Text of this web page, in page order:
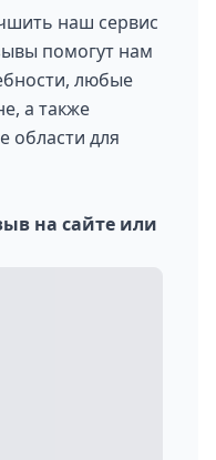
наш сервис
помогут нам
любые
а также
области для
на сайте или